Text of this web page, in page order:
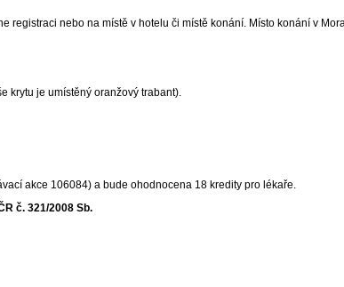
registraci nebo na místě v hotelu či místě konání. Místo konání v
krytu je umístěný oranžový trabant).
akce 106084) a bude ohodnocena 18 kredity pro lékaře.
č. 321/2008 Sb.